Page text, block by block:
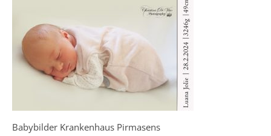
Babybilder Krankenhaus Pirmasens